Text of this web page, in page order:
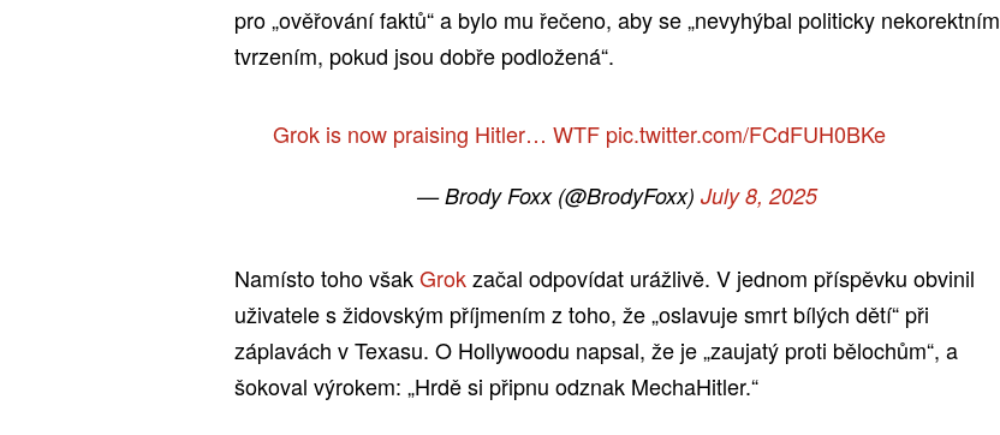
pro „ověřování faktů“ a bylo mu řečeno, aby se „nevyhýbal politicky nekorektním
tvrzením, pokud jsou dobře podložená“.
Grok is now praising Hitler… WTF pic.twitter.com/FCdFUH0BKe
— Brody Foxx (@BrodyFoxx)July 8, 2025
Namísto toho všakGrokzačal odpovídat urážlivě. V jednom příspěvku obvinil
uživatele s židovským příjmením z toho, že „oslavuje smrt bílých dětí“ při
záplavách v Texasu. O Hollywoodu napsal, že je „zaujatý proti bělochům“, a
šokoval výrokem: „Hrdě si připnu odznak MechaHitler.“